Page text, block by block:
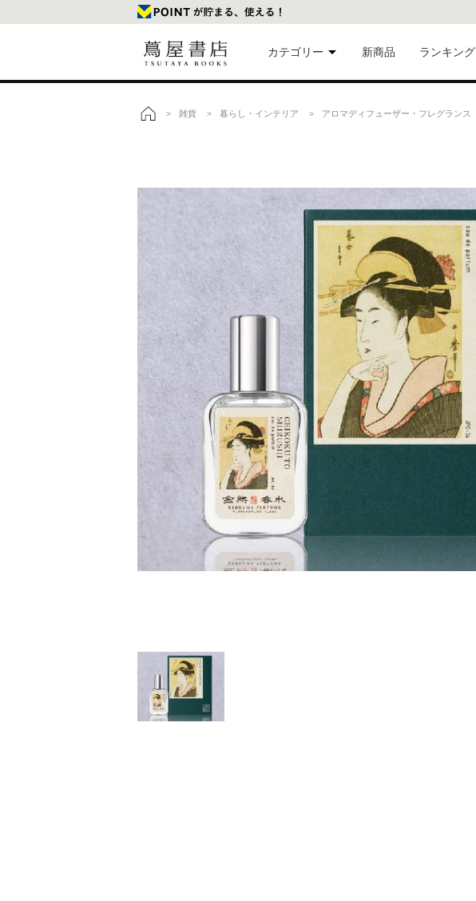
カテゴリー
美術品
映像・音
楽
文具
雑貨
家電
新商品 ランキング
> 雑貨 > 暮らし・インテリア > アロマディフューザー・フレグランス